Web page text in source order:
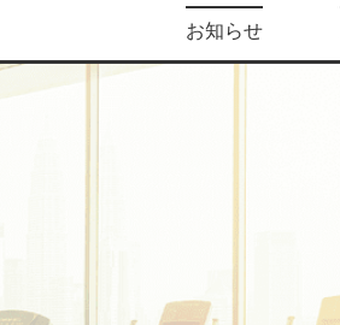
お知らせ